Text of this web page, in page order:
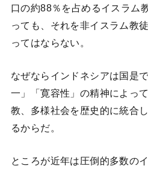
口の約88％を占めるイスラム
っても、それを非イスラム教
ってはならない。
なぜならインドネシアは国是
一」「寛容性」の精神によっ
教、多様社会を歴史的に統合
るからだ。
ところが近年は圧倒的多数の